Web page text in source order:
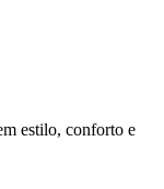
estilo, conforto e